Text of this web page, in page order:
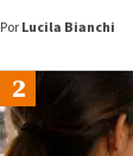
Por Lucila Bianchi